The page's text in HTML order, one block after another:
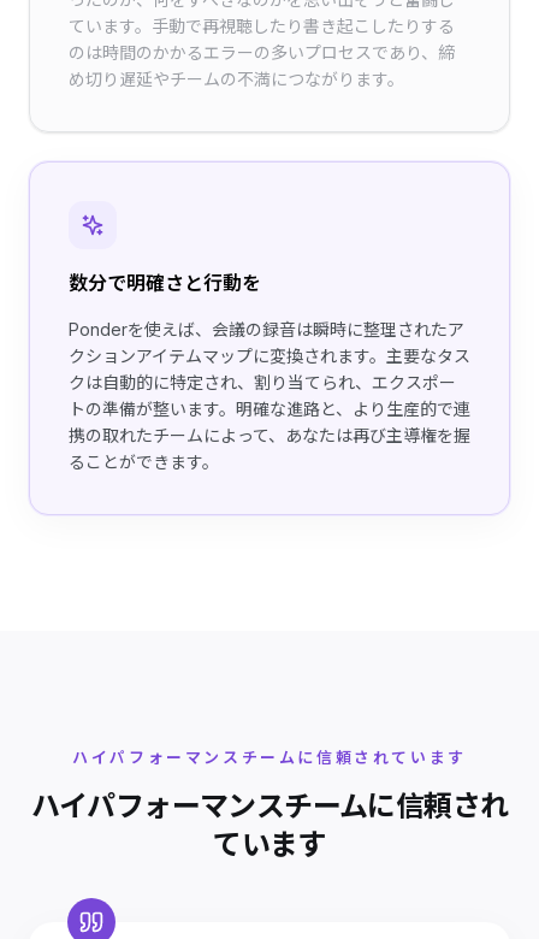
ています。手動で再視聴したり書き起こしたりする
のは時間のかかるエラーの多いプロセスであり、締
め切り遅延やチームの不満につながります。
数分で明確さと行動を
Ponderを使えば、会議の録音は瞬時に整理されたア
クションアイテムマップに変換されます。主要なタス
クは自動的に特定され、割り当てられ、エクスポー
トの準備が整います。明確な進路と、より生産的で連
携の取れたチームによって、あなたは再び主導権を握
ることができます。
ハイパフォーマンスチームに信頼されています
ハイパフォーマンスチームに信頼され
ています